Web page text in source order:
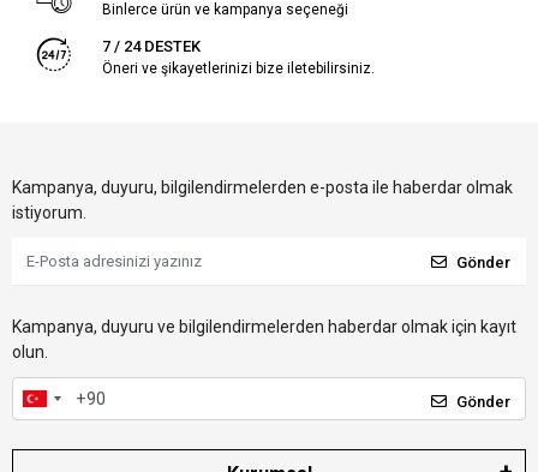
Binlerce ürün ve kampanya seçeneği
7 / 24 DESTEK
Öneri ve şikayetlerinizi bize iletebilirsiniz.
Kampanya, duyuru, bilgilendirmelerden e-posta ile haberdar olmak
istiyorum.
Gönder
Kampanya, duyuru ve bilgilendirmelerden haberdar olmak için kayıt
olun.
Gönder